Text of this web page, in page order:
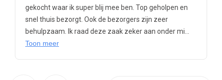
gekocht waar ik super blij mee ben. Top geholpen en
snel thuis bezorgt. Ook de bezorgers zijn zeer
behulpzaam. Ik raad deze zaak zeker aan onder mi...
Toon meer